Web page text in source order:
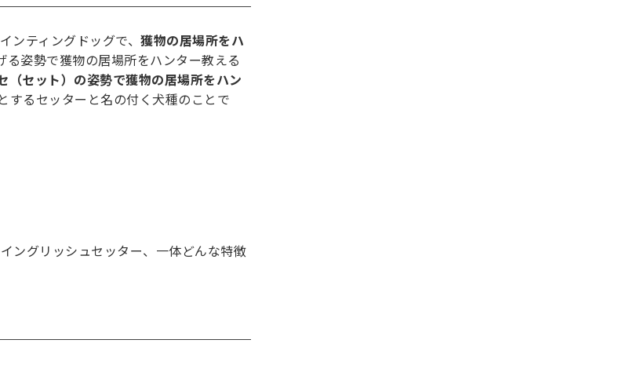
ティングドッグで、 獲物の居場所をハ
る姿勢で獲物の居場所をハンター教える
（セット）の姿勢で獲物の居場所をハン
するセッターと名の付く犬種のことで
ングリッシュセッター、一体どんな特徴